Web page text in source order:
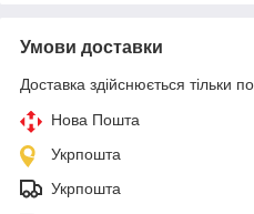
Умови доставки
Доставка здійснюється тільки
Нова Пошта
Укрпошта
Укрпошта